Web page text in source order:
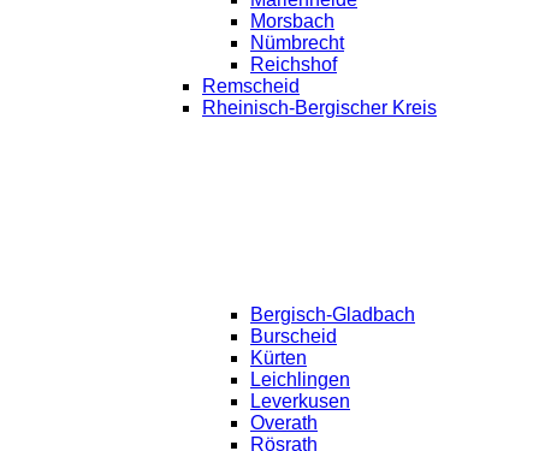
Morsbach
Nümbrecht
Reichshof
Remscheid
Rheinisch-Bergischer Kreis
Bergisch-Gladbach
Burscheid
Kürten
Leichlingen
Leverkusen
Overath
Rösrath